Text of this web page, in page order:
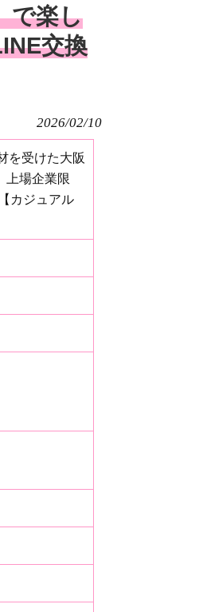
で楽し
交換
2026/02/10
を受けた大阪
上場企業限
カジュアル